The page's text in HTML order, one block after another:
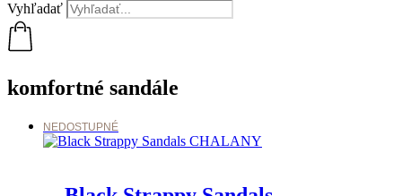
Vyhľadať
komfortné sandále
NEDOSTUPNÉ